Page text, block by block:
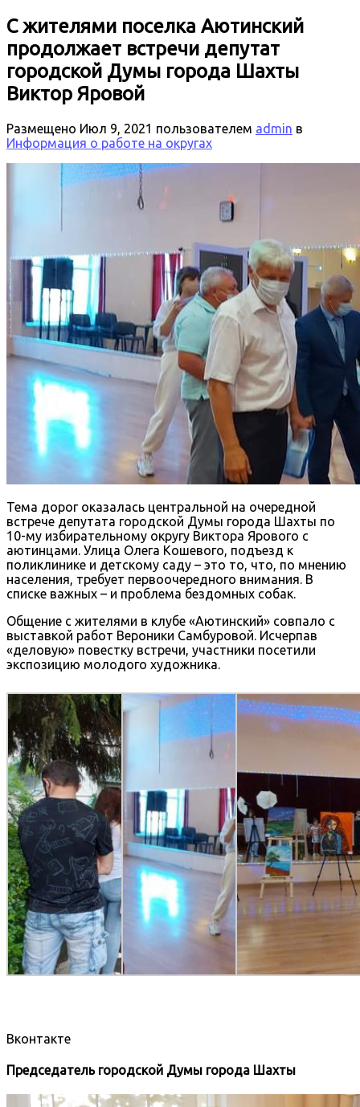
С жителями поселка Аютинский
продолжает встречи депутат
городской Думы города Шахты
Виктор Яровой
Размещено Июл 9, 2021 пользователем admin в
Информация о работе на округах
Тема дорог оказалась центральной на очередной
встрече депутата городской Думы города Шахты по
10-му избирательному округу Виктора Ярового с
аютинцами. Улица Олега Кошевого, подъезд к
поликлинике и детскому саду – это то, что, по мнению
населения, требует первоочередного внимания. В
списке важных – и проблема бездомных собак.
Общение с жителями в клубе «Аютинский» совпало с
выставкой работ Вероники Самбуровой. Исчерпав
«деловую» повестку встречи, участники посетили
экспозицию молодого художника.
Вконтакте
Председатель городской Думы города Шахты